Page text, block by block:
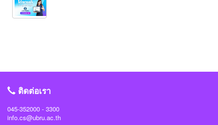
ติดต่อเรา
045-352000 - 3300
info.cs@ubru.ac.th